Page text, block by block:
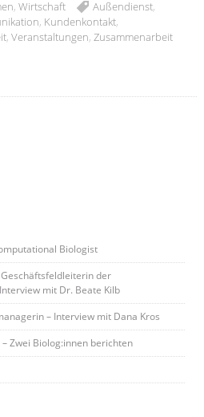
,Wirtschaft Außendienst,
, Kundenkontakt,
,Veranstaltungen,Zusammenarbeit
Biologist
der
mit Dr. Beate Kilb
– Interview mit Dana Kros
Zwei Biolog:innen berichten